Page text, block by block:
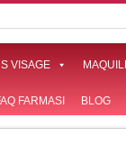
VISAGE
FARMASI BLOG